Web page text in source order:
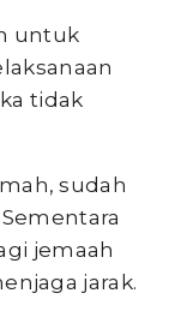
untuk
tidak
sudah
jemaah
jarak.